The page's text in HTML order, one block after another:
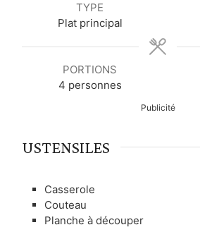
e
s
s
TYPE
Plat principal
PORTIONS
4 personnes
Publicité
USTENSILES
Casserole
Couteau
Planche à découper